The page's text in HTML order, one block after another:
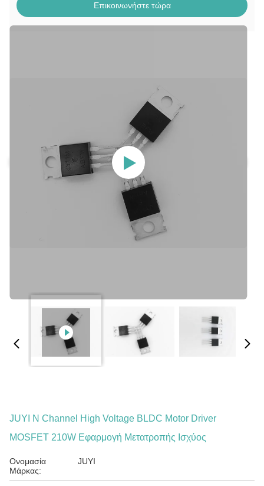
Επικοινωνήστε τώρα
JUYI N Channel High Voltage BLDC Motor Driver
MOSFET 210W Εφαρμογή Μετατροπής Ισχύος
Ονομασία
Μάρκας:
JUYI